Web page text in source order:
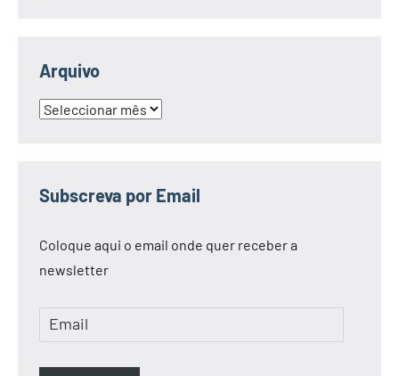
Arquivo
Arquivo
Subscreva por Email
Coloque aqui o email onde quer receber a
newsletter
Email